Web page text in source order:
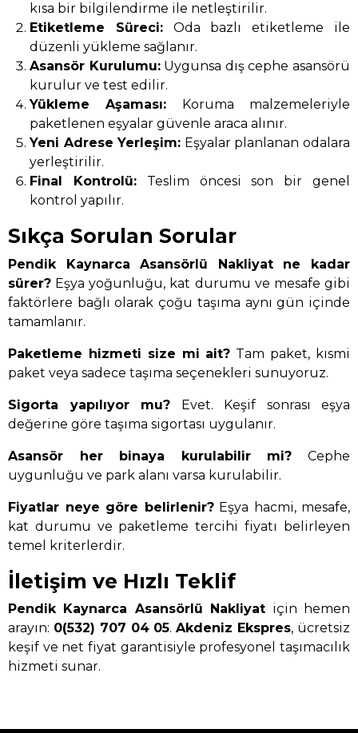
kısa bir bilgilendirme ile netleştirilir.
Etiketleme Süreci:Oda bazlı etiketleme ile
düzenli yükleme sağlanır.
Asansör Kurulumu:Uygunsa dış cephe asansörü
kurulur ve test edilir.
Yükleme Aşaması: Koruma malzemeleriyle
paketlenen eşyalar güvenle araca alınır.
Yeni Adrese Yerleşim: Eşyalar planlanan odalara
yerleştirilir.
Final Kontrolü: Teslim öncesi son bir genel
kontrol yapılır.
Sıkça Sorulan Sorular
Pendik Kaynarca Asansörlü Nakliyat ne kadar
sürer? Eşya yoğunluğu, kat durumu ve mesafe gibi
faktörlere bağlı olarak çoğu taşıma aynı gün içinde
tamamlanır.
Paketleme hizmeti size mi ait? Tam paket, kısmi
paket veya sadece taşıma seçenekleri sunuyoruz.
Sigorta yapılıyor mu? Evet. Keşif sonrası eşya
değerine göre taşıma sigortası uygulanır.
Asansör her binaya kurulabilir mi? Cephe
uygunluğu ve park alanı varsa kurulabilir.
Fiyatlar neye göre belirlenir?Eşya hacmi, mesafe,
kat durumu ve paketleme tercihi fiyatı belirleyen
temel kriterlerdir.
İletişim ve Hızlı Teklif
Pendik Kaynarca Asansörlü Nakliyat için hemen
arayın: 0(532) 707 04 05.Akdeniz Ekspres, ücretsiz
keşif ve net fiyat garantisiyle profesyonel taşımacılık
hizmeti sunar.